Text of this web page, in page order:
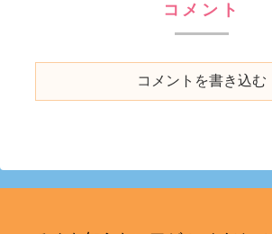
コメント
コメントを書き込む